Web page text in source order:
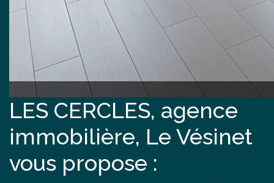
LES CERCLES, agence
immobilière, Le Vésinet
vous propose :